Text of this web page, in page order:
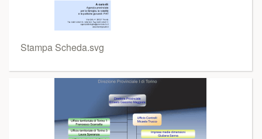
Stampa Scheda.svg